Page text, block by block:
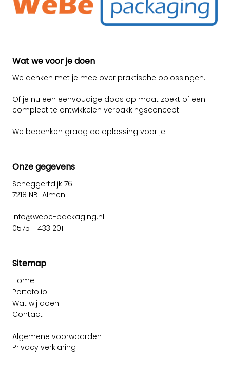
Wat we voor je doen
We denken met je mee over praktische oplossingen.
Of je nu een eenvoudige doos op maat zoekt of een
compleet te ontwikkelen verpakkingsconcept.
We bedenken graag de oplossing voor je.
Onze gegevens
Scheggertdijk 76
7218 NB Almen
info@webe-packaging.nl
0575 - 433 201
Sitemap
Home
Portofolio
Wat wij doen
Contact
Algemene voorwaarden
Privacy verklaring